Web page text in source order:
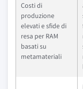
Costi di
produzione
elevati e sfide di
resa per RAM
basati su
metamateriali